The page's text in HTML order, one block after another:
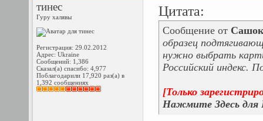
тинес
Гуру халявы
Регистрация: 29.02.2012
Адрес: Ukraine
Сообщений: 1,386
Сказал(а) спасибо: 4,977
Поблагодарили 17,920 раз(а) в
1,392 сообщениях
Цитата:
Сообщение от
образец
нужно выбрать
Российский индекс.
[Только
Нажмите Здесь для